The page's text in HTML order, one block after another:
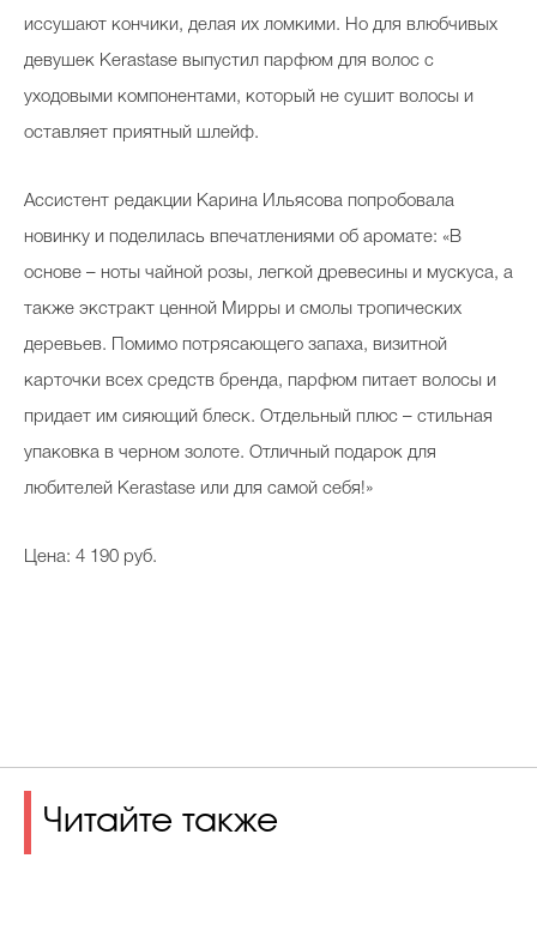
иссушают кончики, делая их ломкими. Но для влюбчивых
девушек Kerastase выпустил парфюм для волос с
уходовыми компонентами, который не сушит волосы и
оставляет приятный шлейф.
Ассистент редакции Карина Ильясова попробовала
новинку и поделилась впечатлениями об аромате: «В
основе – ноты чайной розы, легкой древесины и мускуса, а
также экстракт ценной Мирры и смолы тропических
деревьев. Помимо потрясающего запаха, визитной
карточки всех средств бренда, парфюм питает волосы и
придает им сияющий блеск. Отдельный плюс – стильная
упаковка в черном золоте. Отличный подарок для
любителей Kerastase или для самой себя!»
Цена: 4 190 руб.
Читайте также